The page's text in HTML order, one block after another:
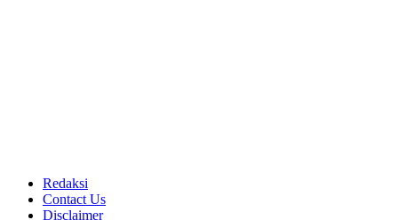
Redaksi
Contact Us
Disclaimer